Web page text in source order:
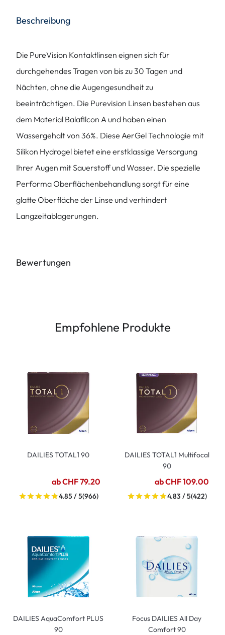
Beschreibung
Die PureVision Kontaktlinsen eignen sich für
durchgehendes Tragen von bis zu 30 Tagen und
Nächten, ohne die Augengesundheit zu
beeinträchtigen. Die Purevision Linsen bestehen aus
dem Material Balafilcon A und haben einen
Wassergehalt von 36%. Diese AerGel Technologie mit
Silikon Hydrogel bietet eine erstklassige Versorgung
Ihrer Augen mit Sauerstoff und Wasser. Die spezielle
Performa Oberflächenbehandlung sorgt für eine
glatte Oberfläche der Linse und verhindert
Langzeitablagerungen.
Bewertungen
Empfohlene Produkte
DAILIES TOTAL1 90
ab CHF 79.20
4.85 / 5(966)
DAILIES TOTAL1 Multifocal
90
ab CHF 109.00
4.83 / 5(422)
DAILIES AquaComfort PLUS
90
Focus DAILIES All Day
Comfort 90